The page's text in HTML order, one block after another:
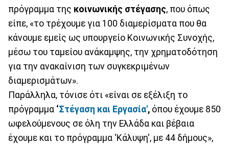
πρόγραμμα της κοινωνικής στέγασης, που όπως
είπε, «το τρέχουμε για 100 διαμερίσματα που θα
κάνουμε εμείς ως υπουργείο Κοινωνικής Συνοχής,
μέσω του ταμείου ανάκαμψης, την χρηματοδότηση
για την ανακαίνιση των συγκεκριμένων
διαμερισμάτων».
Παράλληλα, τόνισε ότι «είναι σε εξέλιξη το
πρόγραμμα ‘Στέγαση και Εργασία', όπου έχουμε 850
ωφελούμενους σε όλη την Ελλάδα και βέβαια
έχουμε και το πρόγραμμα ‘Κάλυψη', με 44 δήμους»,